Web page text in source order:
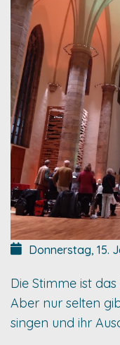
Donnerstag, 15.
Die Stimme ist
Aber nur selten
singen und ihr